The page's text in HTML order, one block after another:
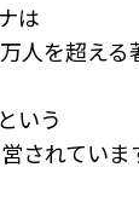
は
人を超える
いう
されていま